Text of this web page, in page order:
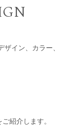
ザイン、カラー、
紹介します。